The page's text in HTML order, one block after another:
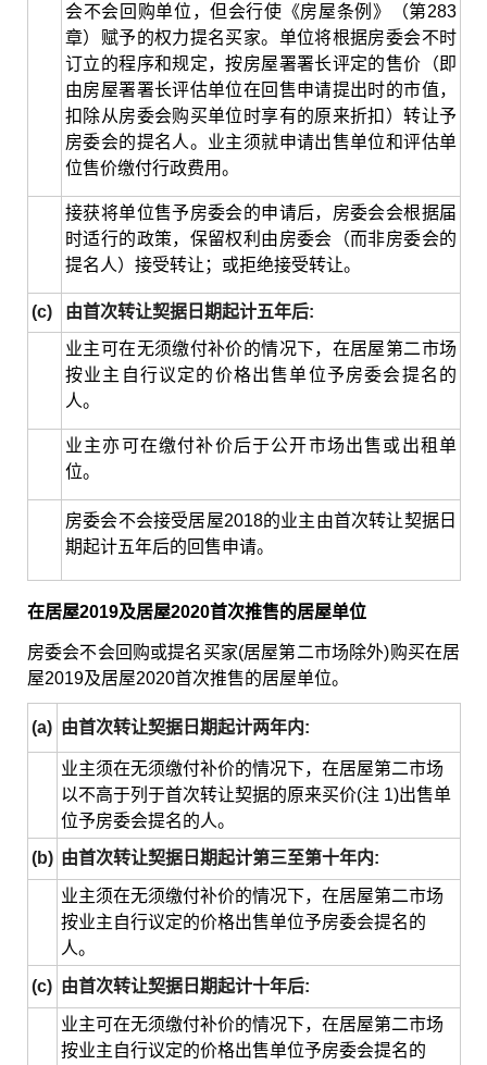
会不会回购单位，但会行使《房屋条例》（第283
章）赋予的权力提名买家。单位将根据房委会不时
订立的程序和规定，按房屋署署长评定的售价（即
由房屋署署长评估单位在回售申请提出时的市值，
扣除从房委会购买单位时享有的原来折扣）转让予
房委会的提名人。业主须就申请出售单位和评估单
位售价缴付行政费用。
接获将单位售予房委会的申请后，房委会会根据届
时适行的政策，保留权利由房委会（而非房委会的
提名人）接受转让；或拒绝接受转让。
(c)
由首次转让契据日期起计五年后:
业主可在无须缴付补价的情况下，在居屋第二市场
按业主自行议定的价格出售单位予房委会提名的
人。
业主亦可在缴付补价后于公开市场出售或出租单
位。
房委会不会接受居屋2018的业主由首次转让契据日
期起计五年后的回售申请。
在居屋2019及居屋2020首次推售的居屋单位
房委会不会回购或提名买家(居屋第二市场除外)购买在居
屋2019及居屋2020首次推售的居屋单位。
(a) 由首次转让契据日期起计两年内:
业主须在无须缴付补价的情况下，在居屋第二市场
以不高于列于首次转让契据的原来买价(注 1)出售单
位予房委会提名的人。
(b) 由首次转让契据日期起计第三至第十年内:
业主须在无须缴付补价的情况下，在居屋第二市场
按业主自行议定的价格出售单位予房委会提名的
人。
(c) 由首次转让契据日期起计十年后:
业主可在无须缴付补价的情况下，在居屋第二市场
按业主自行议定的价格出售单位予房委会提名的